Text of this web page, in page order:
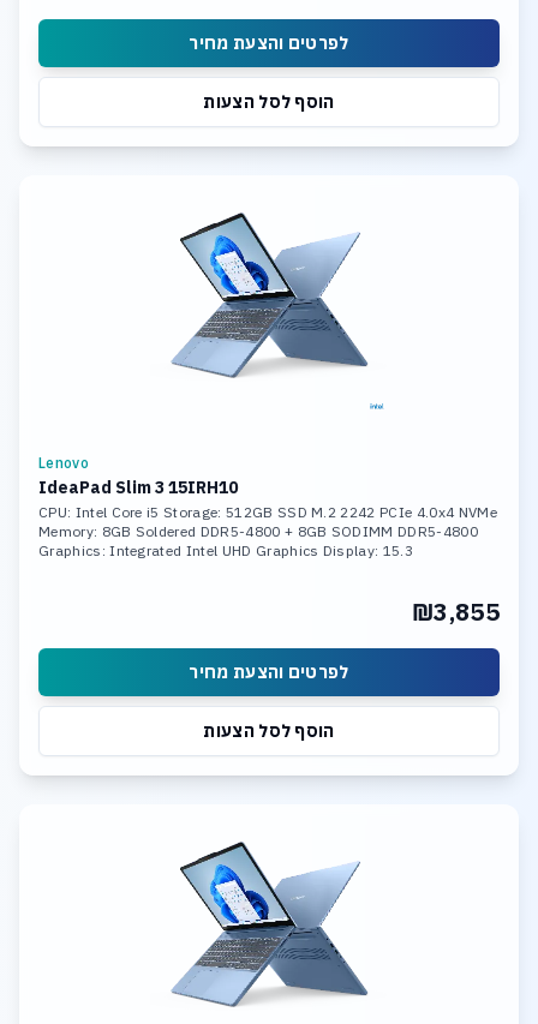
לפרטים והצעת מחיר
הוסף לסל הצעות
Lenovo
IdeaPad Slim 3 15IRH10
CPU: Intel Core i5 Storage: 512GB SSD M.2 2242 PCIe 4.0x4 NVMe
Memory: 8GB Soldered DDR5-4800 + 8GB SODIMM DDR5-4800
Graphics: Integrated Intel UHD Graphics Display: 15.3
₪3,855
לפרטים והצעת מחיר
הוסף לסל הצעות